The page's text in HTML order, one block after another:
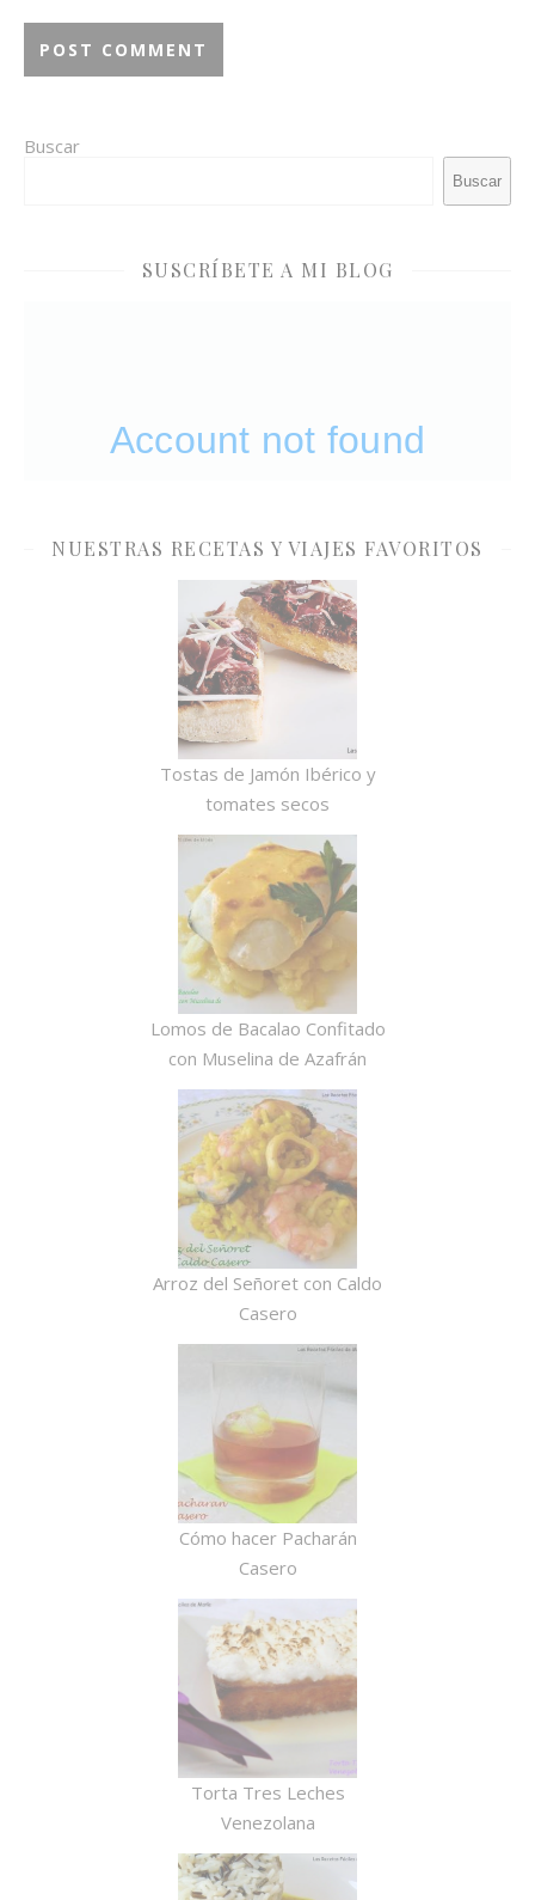
Buscar
Buscar
SUSCRÍBETE A MI BLOG
NUESTRAS RECETAS Y VIAJES FAVORITOS
Tostas de Jamón Ibérico y
tomates secos
Lomos de Bacalao Confitado
con Muselina de Azafrán
Arroz del Señoret con Caldo
Casero
Cómo hacer Pacharán
Casero
Torta Tres Leches
Venezolana